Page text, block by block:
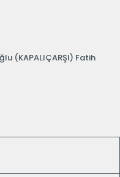
(KAPALIÇARŞI) Fatih